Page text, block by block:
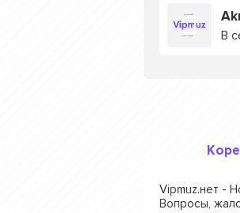
В
Vipmuz.нет -
Вопросы,